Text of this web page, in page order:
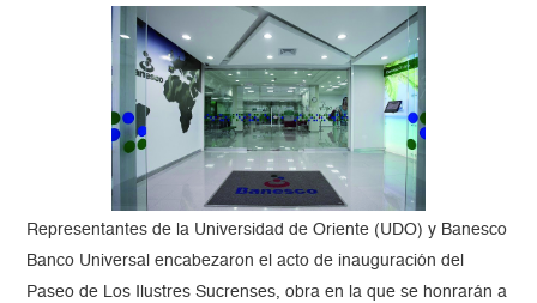
Representantes de la Universidad de Oriente (UDO) y Banesco
Banco Universal encabezaron el acto de inauguración del
Paseo de Los Ilustres Sucrenses, obra en la que se honrarán a